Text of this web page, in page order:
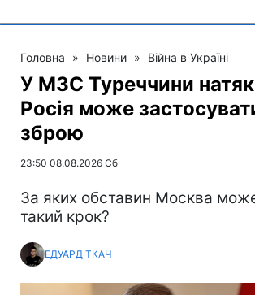
Головна » Новини » Війна в Україні
У МЗС Туреччини
Росія може
зброю
23:50 08.08.2026 Сб
За яких обставин Москва
такий крок?
ЕДУАРД ТКАЧ